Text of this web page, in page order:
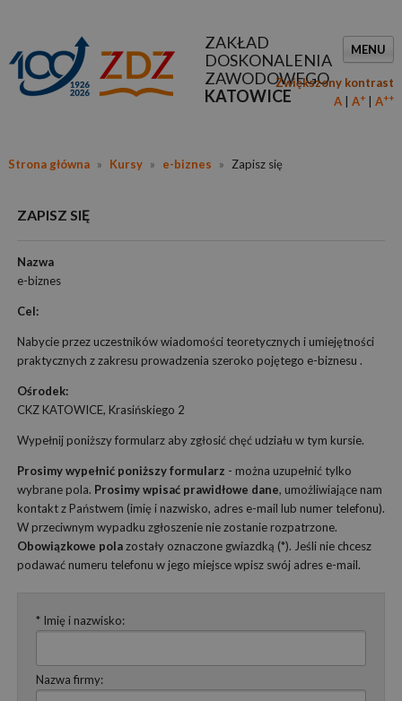
ZAKŁAD
DOSKONALENIA
ZAWODOWEGO
KATOWICE
MENU
Zwiększony kontrast
A
A+ A++
Strona główna » Kursy » e-biznes » Zapisz się
ZAPISZ SIĘ
Nazwa
e-biznes
Cel:
Nabycie przez uczestników wiadomości teoretycznych i umiejętności
praktycznych z zakresu prowadzenia szeroko pojętego e-biznesu .
Ośrodek:
CKZ KATOWICE, Krasińskiego 2
Wypełnij poniższy formularz aby zgłosić chęć udziału w tym kursie.
Prosimy wypełnić poniższy formularz - można uzupełnić tylko
wybrane pola. Prosimy wpisać prawidłowe dane, umożliwiające nam
kontakt z Państwem (imię i nazwisko, adres e-mail lub numer telefonu).
W przeciwnym wypadku zgłoszenie nie zostanie rozpatrzone.
Obowiązkowe polazostały oznaczone gwiazdką (*). Jeśli nie chcesz
podawać numeru telefonu w jego miejsce wpisz swój adres e-mail.
* Imię i nazwisko:
Nazwa firmy: